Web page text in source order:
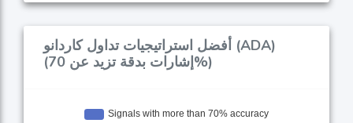
أفضل استراتيجيات تداول كاردانو (ADA)
(إشارات بدقة تزيد عن 70%)